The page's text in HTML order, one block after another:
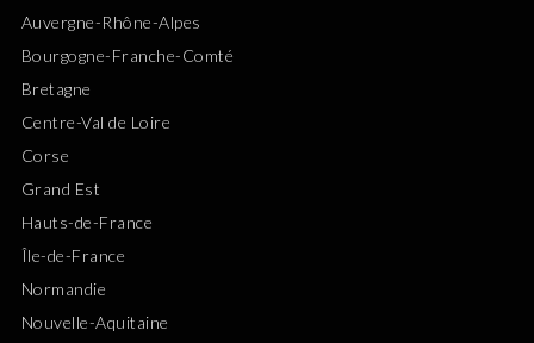
Auvergne-Rhône-Alpes
Bourgogne-Franche-Comté
Bretagne
Centre-Val de Loire
Corse
Grand Est
Hauts-de-France
Île-de-France
Normandie
Nouvelle-Aquitaine